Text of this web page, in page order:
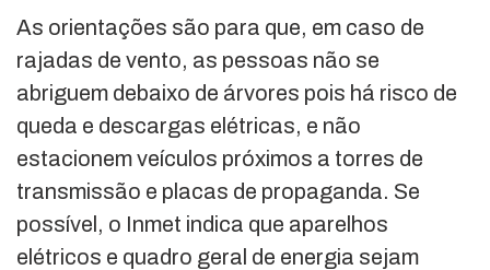
As orientações são para que, em caso de
rajadas de vento, as pessoas não se
abriguem debaixo de árvores pois há risco de
queda e descargas elétricas, e não
estacionem veículos próximos a torres de
transmissão e placas de propaganda. Se
possível, o Inmet indica que aparelhos
elétricos e quadro geral de energia sejam